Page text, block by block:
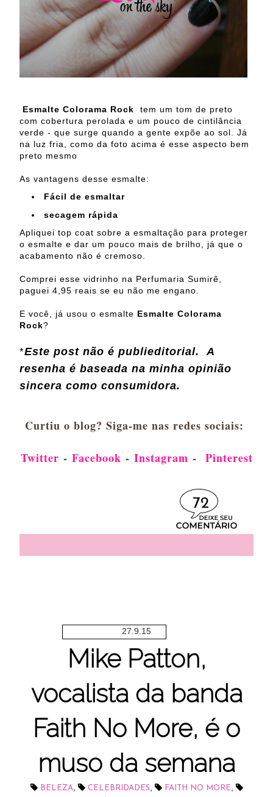
Esmalte Colorama Rock
tem um tom de preto
com cobertura perolada e um pouco de cintilância
verde - que surge quando a gente expõe ao sol. Já
na luz fria, como da foto acima é esse aspecto bem
preto mesmo
As vantagens desse esmalte:
Fácil de esmaltar
secagem rápida
Apliquei top coat sobre a esmaltação para proteger
o esmalte e dar um pouco mais de brilho, já que o
acabamento não é cremoso.
Comprei esse vidrinho na Perfumaria Sumirê,
paguei 4,95 reais se eu não me engano.
E você, já usou o esmalte Esmalte Colorama
Rock?
*Este post não é publieditorial.A
resenha é baseada na minha opinião
sincera como consumidora.
Curtiu o blog? Siga-me nas redes sociais:
Twitter - Facebook - Instagram - Pinterest
72
27.9.15
Mike Patton,
vocalista da banda
Faith No More, é o
muso da semana
BELEZA, CELEBRIDADES, FAITH NO MORE,